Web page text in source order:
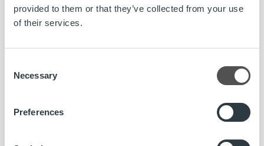
provided to them or that they’ve collected from your use
of their services.
Selection
Necessary
Preferences
Hakuaika 7.10.2019 asti
Lasku on iloinen asia. Kun yritys saa myymästään tavarasta
yhteiskunta. Meidän tehtävämme on huolehtia yritysten
laskutuksesta kokonaisuutena. Joka 6. Suomessa lähtevä